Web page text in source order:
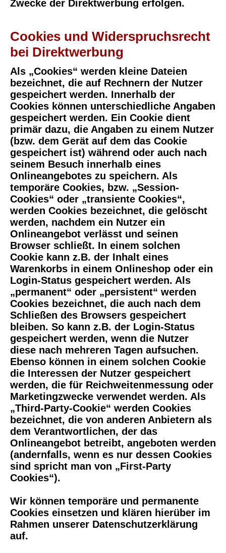
Zwecke der Direktwerbung erfolgen.
Cookies und Widerspruchsrecht
bei Direktwerbung
Als „Cookies“ werden kleine Dateien
bezeichnet, die auf Rechnern der Nutzer
gespeichert werden. Innerhalb der
Cookies können unterschiedliche Angaben
gespeichert werden. Ein Cookie dient
primär dazu, die Angaben zu einem Nutzer
(bzw. dem Gerät auf dem das Cookie
gespeichert ist) während oder auch nach
seinem Besuch innerhalb eines
Onlineangebotes zu speichern. Als
temporäre Cookies, bzw. „Session-
Cookies“ oder „transiente Cookies“,
werden Cookies bezeichnet, die gelöscht
werden, nachdem ein Nutzer ein
Onlineangebot verlässt und seinen
Browser schließt. In einem solchen
Cookie kann z.B. der Inhalt eines
Warenkorbs in einem Onlineshop oder ein
Login-Status gespeichert werden. Als
„permanent“ oder „persistent“ werden
Cookies bezeichnet, die auch nach dem
Schließen des Browsers gespeichert
bleiben. So kann z.B. der Login-Status
gespeichert werden, wenn die Nutzer
diese nach mehreren Tagen aufsuchen.
Ebenso können in einem solchen Cookie
die Interessen der Nutzer gespeichert
werden, die für Reichweitenmessung oder
Marketingzwecke verwendet werden. Als
„Third-Party-Cookie“ werden Cookies
bezeichnet, die von anderen Anbietern als
dem Verantwortlichen, der das
Onlineangebot betreibt, angeboten werden
(andernfalls, wenn es nur dessen Cookies
sind spricht man von „First-Party
Cookies“).
Wir können temporäre und permanente
Cookies einsetzen und klären hierüber im
Rahmen unserer Datenschutzerklärung
auf.